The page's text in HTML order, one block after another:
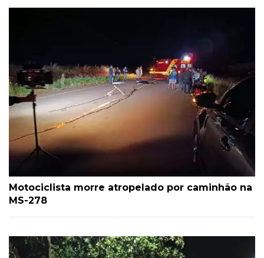
Motociclista morre atropelado por caminhão na
MS-278